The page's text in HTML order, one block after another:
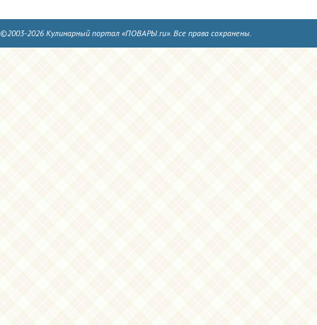
©2003-2026 Кулинарный портал «ПОВАРЫ.ru». Все права сохранены.